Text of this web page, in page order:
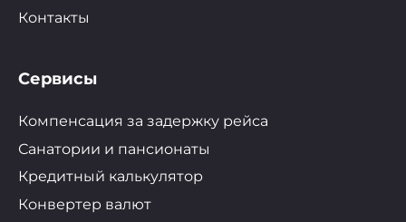
Контакты
Сервисы
Компенсация за задержку рейса
Санатории и пансионаты
Кредитный калькулятор
Конвертер валют